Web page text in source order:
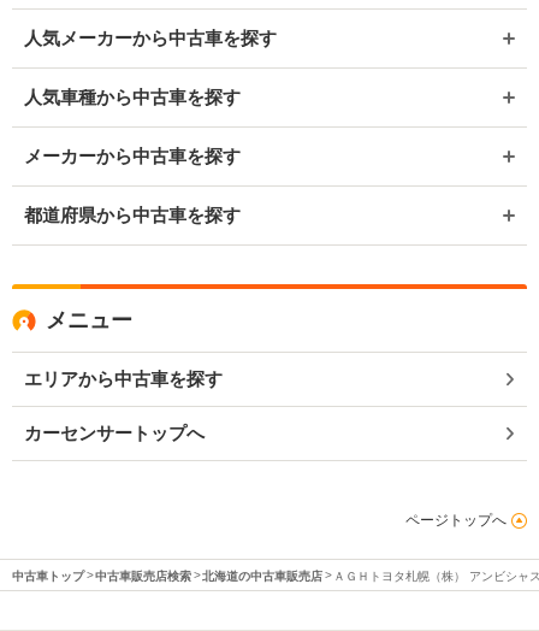
人気メーカーから中古車を探す
人気車種から中古車を探す
メーカーから中古車を探す
都道府県から中古車を探す
メニュー
エリアから中古車を探す
カーセンサートップへ
ページトップへ
中古車トップ 中古車販売店検索 北海道の中古車販売店 ＡＧＨトヨタ札幌（株） アンビシャ